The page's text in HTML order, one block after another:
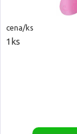
cena/ks
1ks